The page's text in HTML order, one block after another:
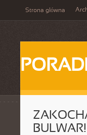
Strona główna